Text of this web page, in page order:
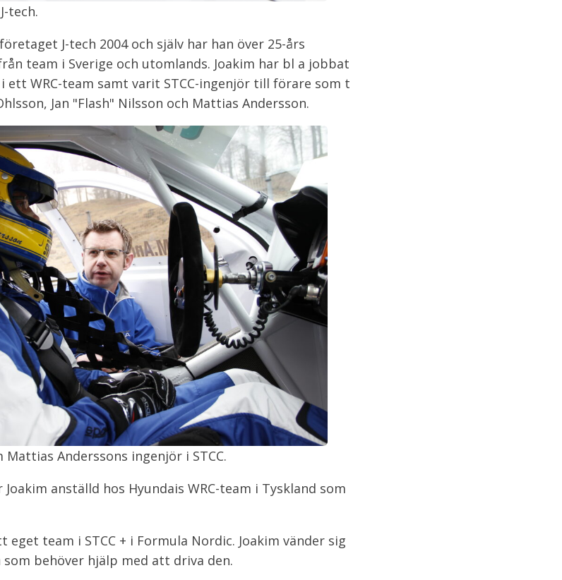
tech.
J-tech 2004 och själv har han över 25-års
team i Sverige och utomlands. Joakim har bl a jobbat
ett WRC-team samt varit STCC-ingenjör till förare som t
Jan "Flash" Nilsson och Mattias Andersson.
Mattias Anderssons ingenjör i STCC.
anställd hos Hyundais WRC-team i Tyskland som
team i STCC + i Formula Nordic. Joakim vänder sig
behöver hjälp med att driva den.